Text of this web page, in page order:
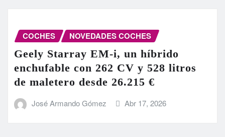
COCHES NOVEDADES COCHES
Geely Starray EM-i, un híbrido
enchufable con 262 CV y 528 litros
de maletero desde 26.215 €
José Armando Gómez Abr 17, 2026